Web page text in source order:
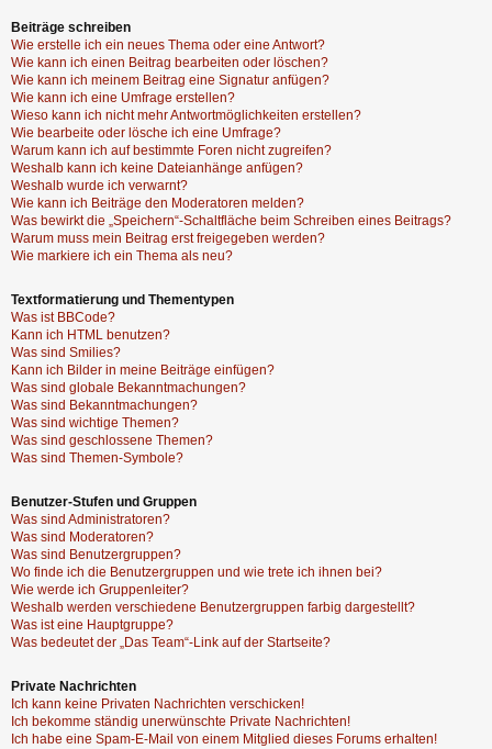
Beiträge schreiben
Wie erstelle ich ein neues Thema oder eine Antwort?
Wie kann ich einen Beitrag bearbeiten oder löschen?
Wie kann ich meinem Beitrag eine Signatur anfügen?
Wie kann ich eine Umfrage erstellen?
Wieso kann ich nicht mehr Antwortmöglichkeiten erstellen?
Wie bearbeite oder lösche ich eine Umfrage?
Warum kann ich auf bestimmte Foren nicht zugreifen?
Weshalb kann ich keine Dateianhänge anfügen?
Weshalb wurde ich verwarnt?
Wie kann ich Beiträge den Moderatoren melden?
Was bewirkt die „Speichern“-Schaltfläche beim Schreiben eines Beitrags?
Warum muss mein Beitrag erst freigegeben werden?
Wie markiere ich ein Thema als neu?
Textformatierung und Thementypen
Was ist BBCode?
Kann ich HTML benutzen?
Was sind Smilies?
Kann ich Bilder in meine Beiträge einfügen?
Was sind globale Bekanntmachungen?
Was sind Bekanntmachungen?
Was sind wichtige Themen?
Was sind geschlossene Themen?
Was sind Themen-Symbole?
Benutzer-Stufen und Gruppen
Was sind Administratoren?
Was sind Moderatoren?
Was sind Benutzergruppen?
Wo finde ich die Benutzergruppen und wie trete ich ihnen bei?
Wie werde ich Gruppenleiter?
Weshalb werden verschiedene Benutzergruppen farbig dargestellt?
Was ist eine Hauptgruppe?
Was bedeutet der „Das Team“-Link auf der Startseite?
Private Nachrichten
Ich kann keine Privaten Nachrichten verschicken!
Ich bekomme ständig unerwünschte Private Nachrichten!
Ich habe eine Spam-E-Mail von einem Mitglied dieses Forums erhalten!